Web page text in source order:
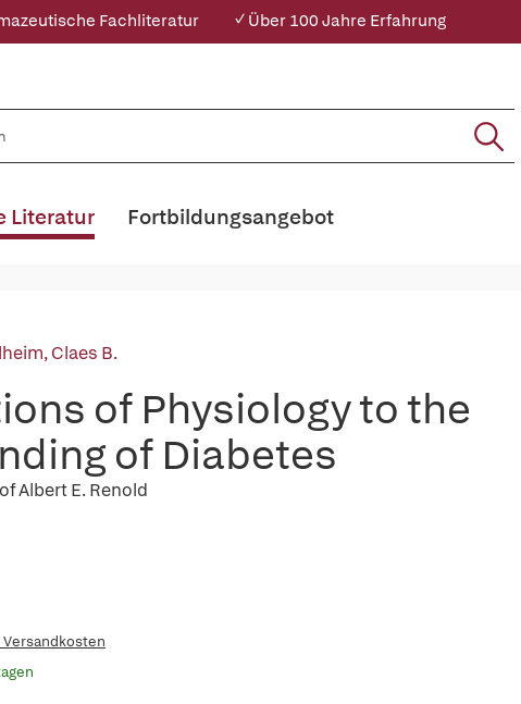
Fachliteratur ✓ Über 100 Jahre Erfahrung
Literatur Fortbildungsangebot
Claes B.
of Physiology to the
of Diabetes
Albert E. Renold
Versandkosten